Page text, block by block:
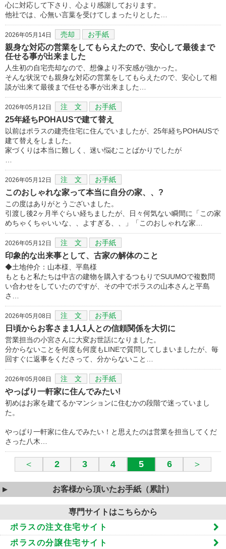
心に対応して下さり、心より感謝しております。
他社では、心無い言葉を受けてしまったりとした…
2026年05月14日 売却 お手紙
親身な対応の営業をしてもらえたので、安心して最後まで
任せる事が出来ました
人生初の自宅売却なので、想像より不安感が強かった。
そんな状況でも親身な対応の営業をしてもらえたので、安心して相
談が出来て最後まで任せる事が出来ました…
2026年05月12日 注 文 お手紙
25年経ちPOHAUSで建て替え
以前はポラスの建売住宅に住んでいましたが、25年経ちPOHAUSで
建て替えをしました。
家づくりは本当に難しく、迷い悩むことばかりでしたが
2026年05月12日 注 文 お手紙
このおしゃれな家って本当に自分の家、、?
この度はありがとうございました。
引渡し後2ヶ月半ぐらい経ちましたが、日々何気ない瞬間に「この家
めちゃくちゃいいな、、よすぎる、、」「このおしゃれな家…
2026年05月12日 注 文 お手紙
印象的な出来事として、古家の解体のこと
◆土地仲介：山本様、平島様
もともと私たちは中古の建物を購入するつもりでSUUMOで複数問
い合わせをしていたのですが、その中でポラスの山本さんと平島
さ…
2026年05月08日 注 文 お手紙
日頃からお客さま1人1人との信頼関係を大切に
営業担当の小宮さんに大変お世話になりました。
分からないことを何度も何度もLINEで質問してしまいましたが、毎
回すぐに返事をくださって、分からないこと…
2026年05月08日 注 文 お手紙
やっぱり一軒家に住んでみたい!
初めはお家を建てるかマンションに住むかの段階で迷っていまし
た。
やっぱり一軒家に住んでみたい！と思えたのは営業を担当してくだ
さった八木…
＜ 2 3 4 5 6 ＞
お客様から頂いたお手紙（累計）
専門サイトはこちらから
ポラスの注文住宅サイト
ポラスの分譲住宅サイト